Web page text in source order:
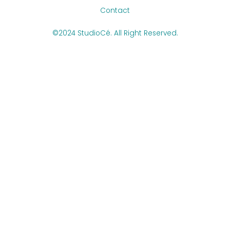
Contact
©2024 StudioCé. All Right Reserved.